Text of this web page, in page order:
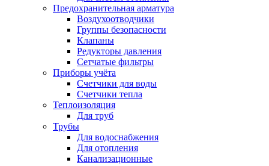
Предохранительная арматура
Воздухоотводчики
Группы безопасности
Клапаны
Редукторы давления
Сетчатые фильтры
Приборы учёта
Счетчики для воды
Счетчики тепла
Теплоизоляция
Для труб
Трубы
Для водоснабжения
Для отопления
Канализационные